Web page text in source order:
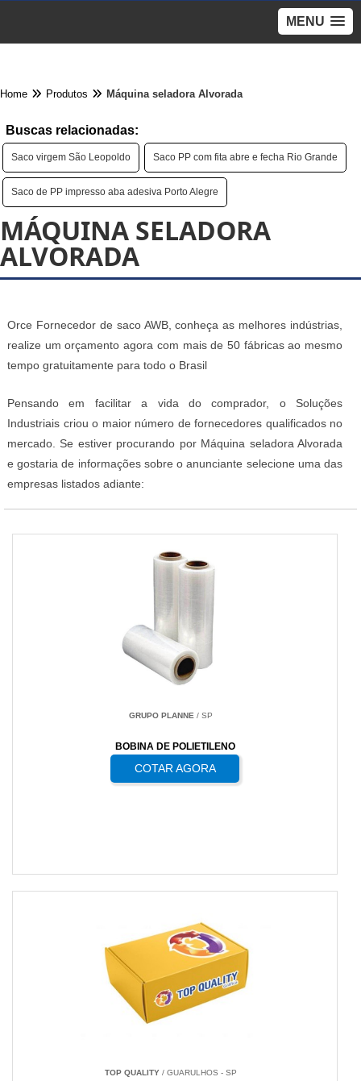
MENU
Home Produtos Máquina seladora Alvorada
Buscas relacionadas:
Saco virgem São Leopoldo Saco PP com fita abre e fecha Rio Grande
Saco de PP impresso aba adesiva Porto Alegre
MÁQUINA SELADORA
ALVORADA
Orce Fornecedor de saco AWB, conheça as melhores indústrias,
realize um orçamento agora com mais de 50 fábricas ao mesmo
tempo gratuitamente para todo o Brasil
Pensando em facilitar a vida do comprador, o Soluções
Industriais criou o maior número de fornecedores qualificados no
mercado. Se estiver procurando por Máquina seladora Alvorada
e gostaria de informações sobre o anunciante selecione uma das
empresas listados adiante:
GRUPO PLANNE/ SP
BOBINA DE POLIETILENO
COTAR AGORA
TOP QUALITY/ GUARULHOS - SP